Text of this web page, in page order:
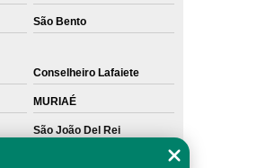
São Bento
Conselheiro Lafaiete
MURIAÉ
São João Del Rei